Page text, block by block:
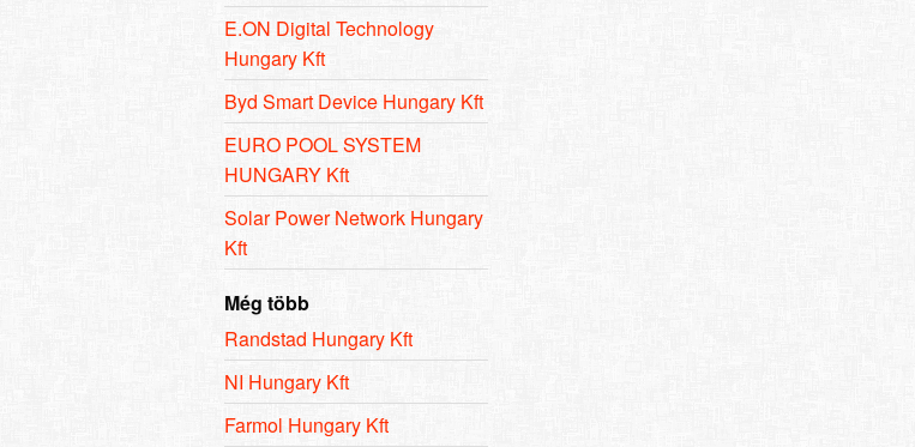
E.ON Digital Technology
Hungary Kft
Byd Smart Device Hungary Kft
EURO POOL SYSTEM
HUNGARY Kft
Solar Power Network Hungary
Kft
Még több
Randstad Hungary Kft
NI Hungary Kft
Farmol Hungary Kft